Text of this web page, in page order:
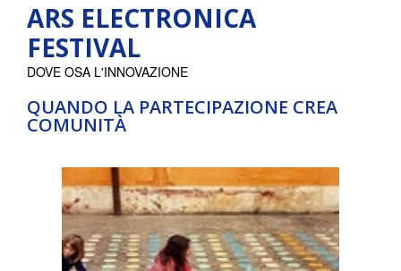
ARS ELECTRONICA
FESTIVAL
QUANDO LA PARTECIPAZIONE CREA
COMUNITÀ
DOVE OSA L'INNOVAZIONE